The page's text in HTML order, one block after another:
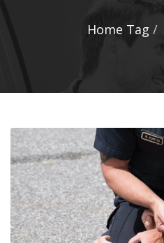
Home Tag